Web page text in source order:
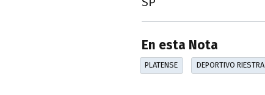
En esta Nota
PLATENSE DEPORTIVO RIESTRA